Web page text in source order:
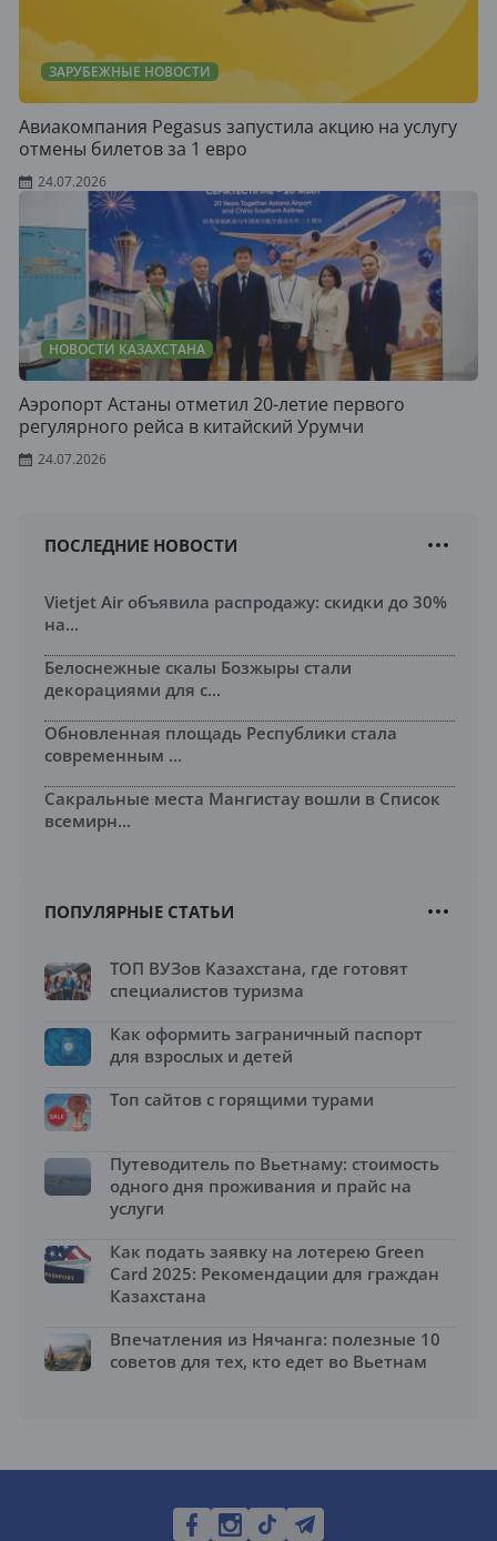
ЗАРУБЕЖНЫЕ НОВОСТИ
Авиакомпания Pegasus запустила акцию на услугу
отмены билетов за 1 евро
24.07.2026
НОВОСТИ КАЗАХСТАНА
Аэропорт Астаны отметил 20-летие первого
регулярного рейса в китайский Урумчи
24.07.2026
ПОСЛЕДНИЕ НОВОСТИ
Vietjet Air объявила распродажу: скидки до 30%
на...
Белоснежные скалы Бозжыры стали
декорациями для с...
Обновленная площадь Республики стала
современным ...
Сакральные места Мангистау вошли в Список
всемирн...
ПОПУЛЯРНЫЕ СТАТЬИ
ТОП ВУЗов Казахстана, где готовят
специалистов туризма
Как оформить заграничный паспорт
для взрослых и детей
Топ сайтов с горящими турами
Путеводитель по Вьетнаму: стоимость
одного дня проживания и прайс на
услуги
Как подать заявку на лотерею Green
Card 2025: Рекомендации для граждан
Казахстана
Впечатления из Нячанга: полезные 10
советов для тех, кто едет во Вьетнам